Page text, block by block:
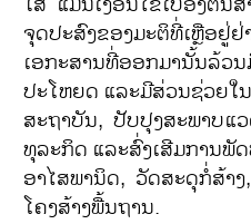
ຈຸດປະສົງຂອງມະຕິທີ່ເຫຼືອຢູ່ຢ່
ເອກະສານທີ່ອອກມານັ້ນລ້ວ
ປະໂຫຍດ ແລະມີສ່ວນຊ່ວຍໃ
ສະຖາບັນ, ປັບປຸງສະພາບແ
ທຸລະກິດ ແລະສົ່ງເສີມການພັ
ອາໄສພານິດ, ວັດສະດຸກໍ່ສ້າ
ໂຄງສ້າງພື້ນຖານ.